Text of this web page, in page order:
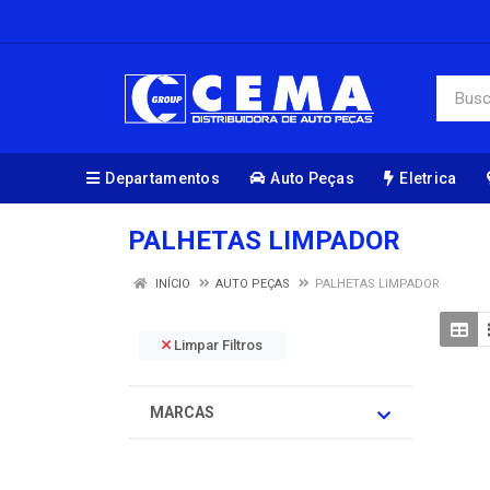
Departamentos Auto Peças Eletrica
PALHETAS LIMPADOR
INÍCIO AUTO PEÇAS PALHETAS LIMPADOR
Limpar Filtros
MARCAS